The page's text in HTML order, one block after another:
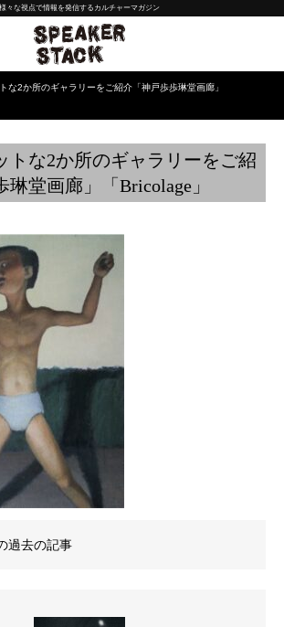
様々な視点で情報を発信するカルチャーマガジン
な2か所のギャラリーをご紹介「神戸歩歩琳堂画廊」
トな2か所のギャラリーをご紹
堂画廊」「Bricolage」
過去の記事